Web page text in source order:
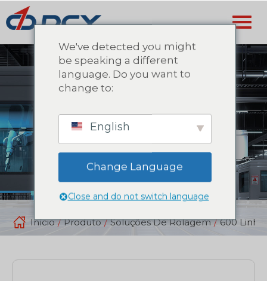
Início / Produto / Soluções De Rolagem / 600
We've detected you might
be speaking a different
language. Do you want to
change to:
English
Change Language
Close and do not switch language